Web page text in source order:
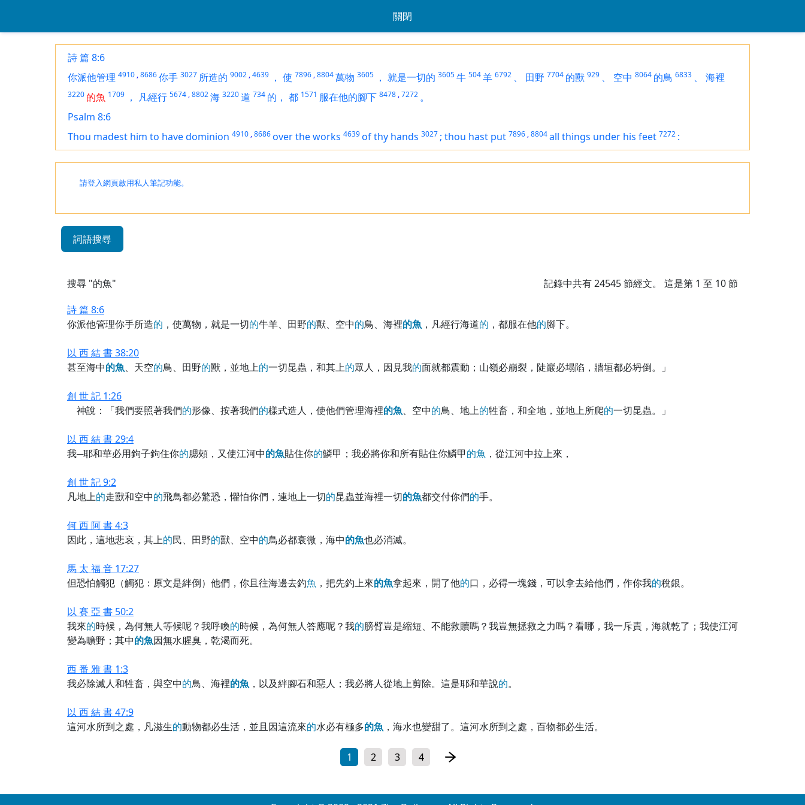
關閉
詩 篇 8:6
你派他管理 4910 ,8686你手 3027 所造的 9002 ,4639 ， 使 7896 ,8804萬物 3605 ， 就是一切的 3605牛 504羊 6792 、 田野 7704 的獸 929 、 空中 8064 的鳥 6833 、 海裡
3220 的魚 1709 ， 凡經行 5674 ,8802海 3220道 734 的， 都 1571 服在他的腳下 8478 ,7272 。
Psalm 8:6
Thou madest him to have dominion 4910 ,8686over the works 4639of thy hands 3027 ; thou hast put 7896 ,8804all things under his feet 7272 :
請登入網頁啟用私人筆記功能。
詞語搜尋
搜尋 "的魚" 記錄中共有24545節經文。 這是第 1 至 10 節
詩 篇 8:6
你派他管理你手所造的 ，使萬物，就是一切的牛羊、田野的獸、空中的鳥、海裡的魚 ，凡經行海道的 ，都服在他的腳下。
以 西 結 書 38:20
甚至海中的魚、天空的鳥、田野的獸，並地上的一切昆蟲，和其上的眾人，因見我的面就都震動；山嶺必崩裂，陡巖必塌陷，牆垣都必坍倒。」
創 世 記 1:26
神說：「我們要照著我們的形像、按著我們的樣式造人，使他們管理海裡的魚、空中的鳥、地上的牲畜，和全地，並地上所爬的一切昆蟲。」
以 西 結 書 29:4
我─耶和華必用鉤子鉤住你的腮頰，又使江河中的魚貼住你的鱗甲；我必將你和所有貼住你鱗甲的魚 ，從江河中拉上來，
創 世 記 9:2
凡地上的走獸和空中的飛鳥都必驚恐，懼怕你們，連地上一切的昆蟲並海裡一切的魚都交付你們的手。
何 西 阿 書 4:3
因此，這地悲哀，其上的民、田野的獸、空中的鳥必都衰微，海中的魚也必消滅。
馬 太 福 音 17:27
但恐怕觸犯（觸犯：原文是絆倒）他們，你且往海邊去釣魚 ，把先釣上來的魚拿起來，開了他的口，必得一塊錢，可以拿去給他們，作你我的稅銀。
以 賽 亞 書 50:2
我來的時候，為何無人等候呢？我呼喚的時候，為何無人答應呢？我的膀臂豈是縮短、不能救贖嗎？我豈無拯救之力嗎？看哪，我一斥責，海就乾了；我使江河
變為曠野；其中的魚因無水腥臭，乾渴而死。
西 番 雅 書 1:3
我必除滅人和牲畜，與空中的鳥、海裡的魚 ，以及絆腳石和惡人；我必將人從地上剪除。這是耶和華說的。
以 西 結 書 47:9
這河水所到之處，凡滋生的動物都必生活，並且因這流來的水必有極多的魚 ，海水也變甜了。這河水所到之處，百物都必生活。
1 2 3 4